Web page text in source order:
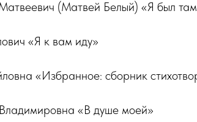
(Матвей Белый) «Я был
«Я к вам иду»
«Избранное: сборник
«В душе моей»